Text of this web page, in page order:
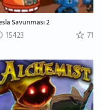
Savunması 2
15423 71